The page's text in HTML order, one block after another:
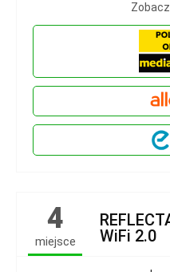
4
miejsce
WiFi 2.0